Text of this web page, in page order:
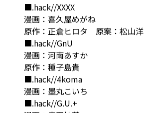
■.hack//XXXX
漫画：喜久屋めがね
原作：正倉ヒロタ 原案：松山洋
■.hack//GnU
漫画：河南あすか
原作：種子島貴
■.hack//4koma
漫画：墨丸こいち
■.hack//G.U.+